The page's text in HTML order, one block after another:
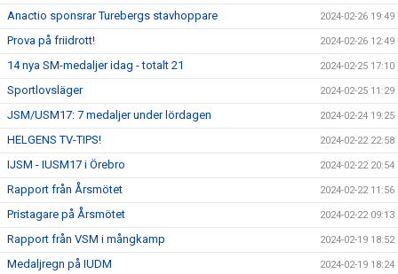
Anactio sponsrar Turebergs stavhoppare 2024-02-26 19:49
Prova på friidrott! 2024-02-26 12:49
14 nya SM-medaljer idag - totalt 21 2024-02-25 17:10
Sportlovsläger 2024-02-25 11:29
JSM/USM17: 7 medaljer under lördagen 2024-02-24 19:25
HELGENS TV-TIPS! 2024-02-22 22:58
IJSM - IUSM17 i Örebro 2024-02-22 20:54
Rapport från Årsmötet 2024-02-22 11:56
Pristagare på Årsmötet 2024-02-22 09:13
Rapport från VSM i mångkamp 2024-02-19 18:52
Medaljregn på IUDM 2024-02-19 18:24